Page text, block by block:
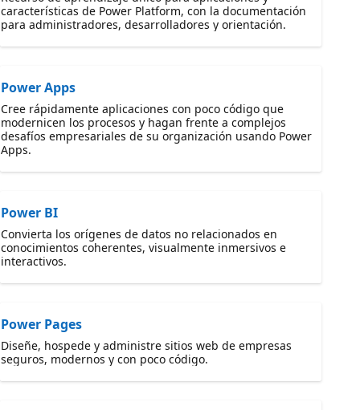
características de Power Platform, con la documentación
para administradores, desarrolladores y orientación.
Power Apps
Cree rápidamente aplicaciones con poco código que
modernicen los procesos y hagan frente a complejos
desafíos empresariales de su organización usando Power
Apps.
Power BI
Convierta los orígenes de datos no relacionados en
conocimientos coherentes, visualmente inmersivos e
interactivos.
Power Pages
Diseñe, hospede y administre sitios web de empresas
seguros, modernos y con poco código.